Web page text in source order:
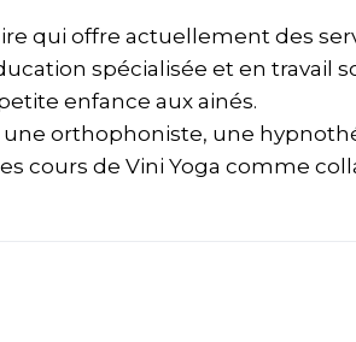
qui offre actuellement des
spécialisée et en travail
enfance aux ainés.
orthophoniste, une
cours de Vini Yoga comme